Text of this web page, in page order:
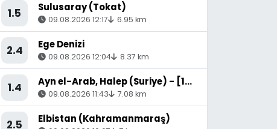
1.5 Sulusaray (Tokat)
09.08.2026 12:17 6.95 km
2.4 Ege Denizi
09.08.2026 12:04 8.37 km
1.4 Ayn el-Arab, Halep (Suriye) - [18.34 km] Suruç (Şanlıurfa)
09.08.2026 11:43 7.08 km
2.5 Elbistan (Kahramanmaraş)